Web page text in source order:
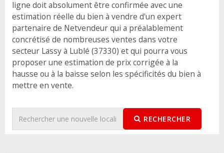
ligne doit absolument être confirmée avec une
estimation réelle du bien à vendre d'un expert
partenaire de Netvendeur qui a préalablement
concrétisé de nombreuses ventes dans votre
secteur Lassy à Lublé (37330) et qui pourra vous
proposer une estimation de prix corrigée à la
hausse ou à la baisse selon les spécificités du bien à
mettre en vente.
RECHERCHER